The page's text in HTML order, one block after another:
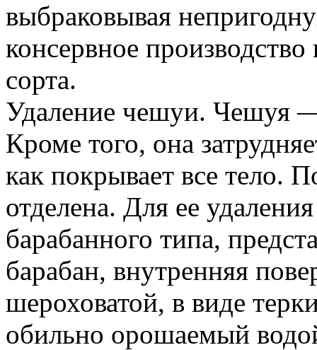
выбраковывая
консервное
сорта.
Удаление чешуи. Чешуя
Кроме того, она
как покрывает все тело.
отделена. Для ее
барабанного типа,
барабан, внутренняя
шероховатой, в виде
обильно орошаемый